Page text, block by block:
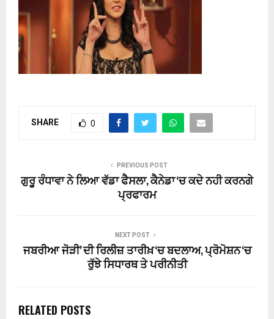
SHARE 0
PREVIOUS POST
ਗੁਰੂ ਰੰਧਾਵਾ ਨੇ ਲਿਆ ਵੱਡਾ ਫੈਸਲਾ, ਕੈਨੇਡਾ ‘ਚ ਕਦੇ ਨਹੀ ਕਰਨਗੇ
ਪ੍ਰਫਾਰਮ
NEXT POST
ਜਬਰੀਆ ਜੋੜੀ’ ਦੀ ਰਿਲੀਜ਼ ਤਾਰੀਖ਼ ‘ਚ ਬਦਲਾਅ, ਪ੍ਰੋਮੋਸ਼ਨ ‘ਚ
ਰੁੱਝੇ ਸਿਧਾਰਥ ਤੇ ਪਰੀਨੀਤੀ
RELATED POSTS